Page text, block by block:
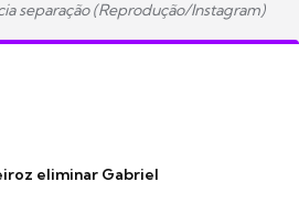
separação (Reprodução/Instagram)
eliminar Gabriel